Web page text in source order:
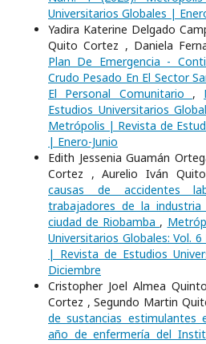
Universitarios Globales |
Yadira Katerine Delgado
Quito Cortez , Daniela
Plan De Emergencia -
Crudo Pesado En El Sector
El Personal Comunitario ,
Estudios Universitarios
Metrópolis | Revista de
| Enero-Junio
Edith Jessenia Guamán
Cortez , Aurelio Iván
causas de accidentes
trabajadores de la
ciudad de Riobamba ,
Universitarios Globales: Vol.
| Revista de Estudios
Diciembre
Cristopher Joel Almea
Cortez , Segundo Martin
de sustancias estimulantes
año de enfermería del